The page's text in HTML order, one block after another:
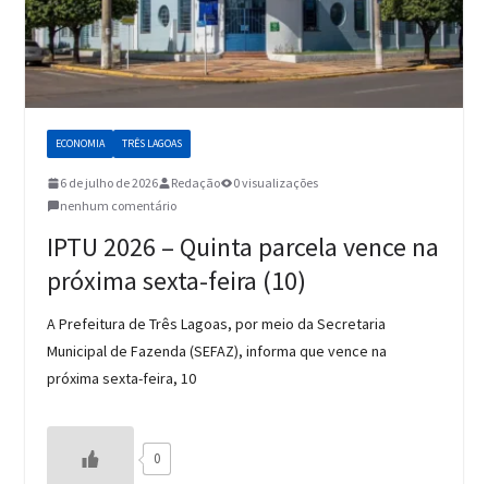
ECONOMIA TRÊS LAGOAS
6 de julho de 2026 Redação
0 visualizações
nenhum comentário
IPTU 2026 – Quinta parcela vence na
próxima sexta-feira (10)
A Prefeitura de Três Lagoas, por meio da Secretaria
Municipal de Fazenda (SEFAZ), informa que vence na
próxima sexta-feira, 10
0